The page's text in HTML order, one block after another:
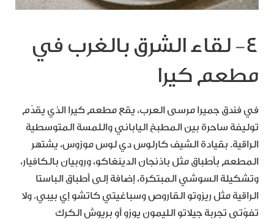
٤- لقاء الشرق بالغرب في
مطعم كيرا
في فندق جميرا مرسى العرب، يقع مطعم كيرا الذي يقدّم
توليفة ساحرة بين المطبخ الياباني واللمسة المتوسطية
الراقية. بقيادة الشيف كارلوس دي لوس موزوس، يشتهر
المطعم بأطباق مثل باذنجان الدينغاكو، وروبيان بالكافيار،
وتشكيلة السوشي المبتكرة، إضافة إلى أطباق الباستا
الراقية مثل ريزوتو القاروص وسباغيتي كاتشو إي بيبي. ولا
تفوّتي تجربة جيلاتو الليمون يوزو أو بريوش الكرك